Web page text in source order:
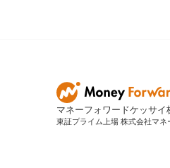
マネーフォワードケッサイ
東証プライム上場 株式会社マ